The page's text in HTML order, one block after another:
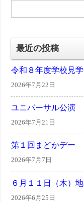
最近の投稿
令和８年度学校見
2026年7月22日
ユニバーサル公演
2026年7月21日
第１回まどかデー
2026年7月7日
６月１１日（木）
2026年6月25日